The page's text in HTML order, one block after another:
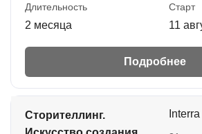
Длительность
2 месяца
Старт
11
Подробнее
Сторителлинг.
Interra